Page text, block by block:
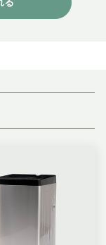
る